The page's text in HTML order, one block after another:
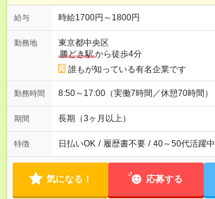
給与 時給1700円～1800円
勤務地
東京都中央区
勝どき駅から徒歩4分
誰もが知っている有名企業です
勤務時間 8:50～17:00（実働7時間／休憩70時間）
期間 長期（3ヶ月以上）
特徴 日払いOK / 履歴書不要 / 40～50代活躍中
気になる！ 応募する